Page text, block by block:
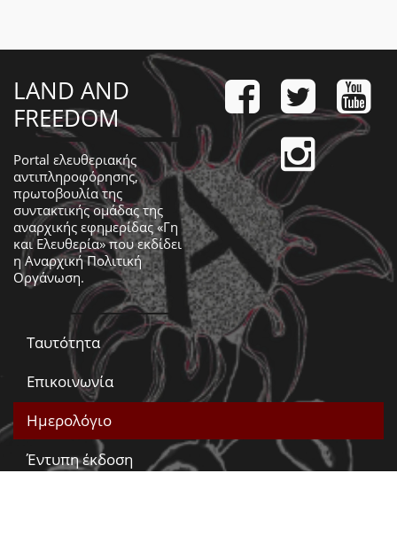
LAND AND
FREEDOM
Portal ελευθεριακής
αντιπληροφόρησης,
πρωτοβουλία της
συντακτικής ομάδας της
αναρχικής εφημερίδας «Γη
και Ελευθερία» που εκδίδει
ηΑναρχική Πολιτική
Οργάνωση.
Ταυτότητα
Επικοινωνία
Ημερολόγιο
Έντυπη έκδοση